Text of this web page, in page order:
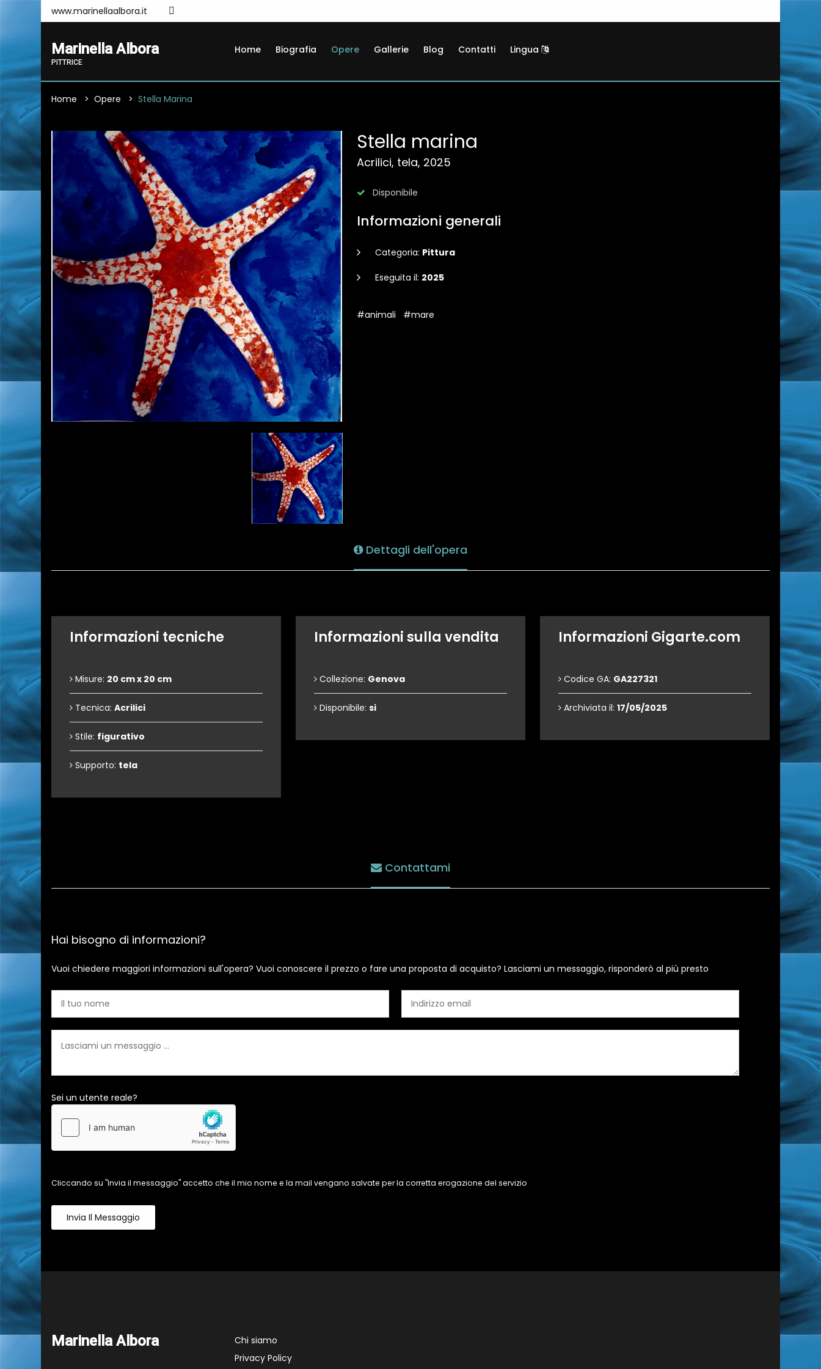
www.marinellaalbora.it
Marinella Albora
PITTRICE
Home Biografia Opere Gallerie Blog Contatti Lingua
Home Opere Stella Marina
Stella marina
Acrilici, tela, 2025
Disponibile
Informazioni generali
Categoria: Pittura
Eseguita il: 2025
#animali #mare
Dettagli dell'opera
Informazioni tecniche
Misure: 20 cm x 20 cm
Tecnica: Acrilici
Stile: figurativo
Supporto: tela
Informazioni sulla vendita
Collezione: Genova
Disponibile: si
Informazioni Gigarte.com
Codice GA: GA227321
Archiviata il: 17/05/2025
Contattami
Hai bisogno di informazioni?
Vuoi chiedere maggiori informazioni sull'opera? Vuoi conoscere il prezzo o fare una proposta di acquisto? Lasciami un messaggio, risponderò al più presto
Sei un utente reale?
Cliccando su "Invia il messaggio" accetto che il mio nome e la mail vengano salvate per la corretta erogazione del servizio
Invia Il Messaggio
Marinella Albora
Chi siamo
Privacy Policy